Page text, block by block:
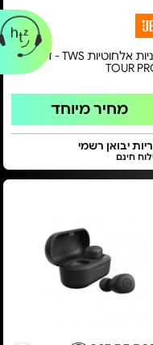
אוזניות אלחוטיות TWS - דגם
TOUR
מחיר מיוחד
יבואן רשמי
חינם